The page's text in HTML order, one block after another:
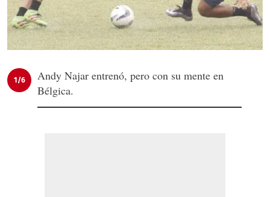
1/6
Andy Najar entrenó, pero con su mente en
Bélgica.